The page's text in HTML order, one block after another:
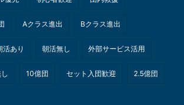
Aクラス進出 Bクラス進出
活あり 朝活無し 外部サービス活用
10億団 セット入団歓迎 2.5億団